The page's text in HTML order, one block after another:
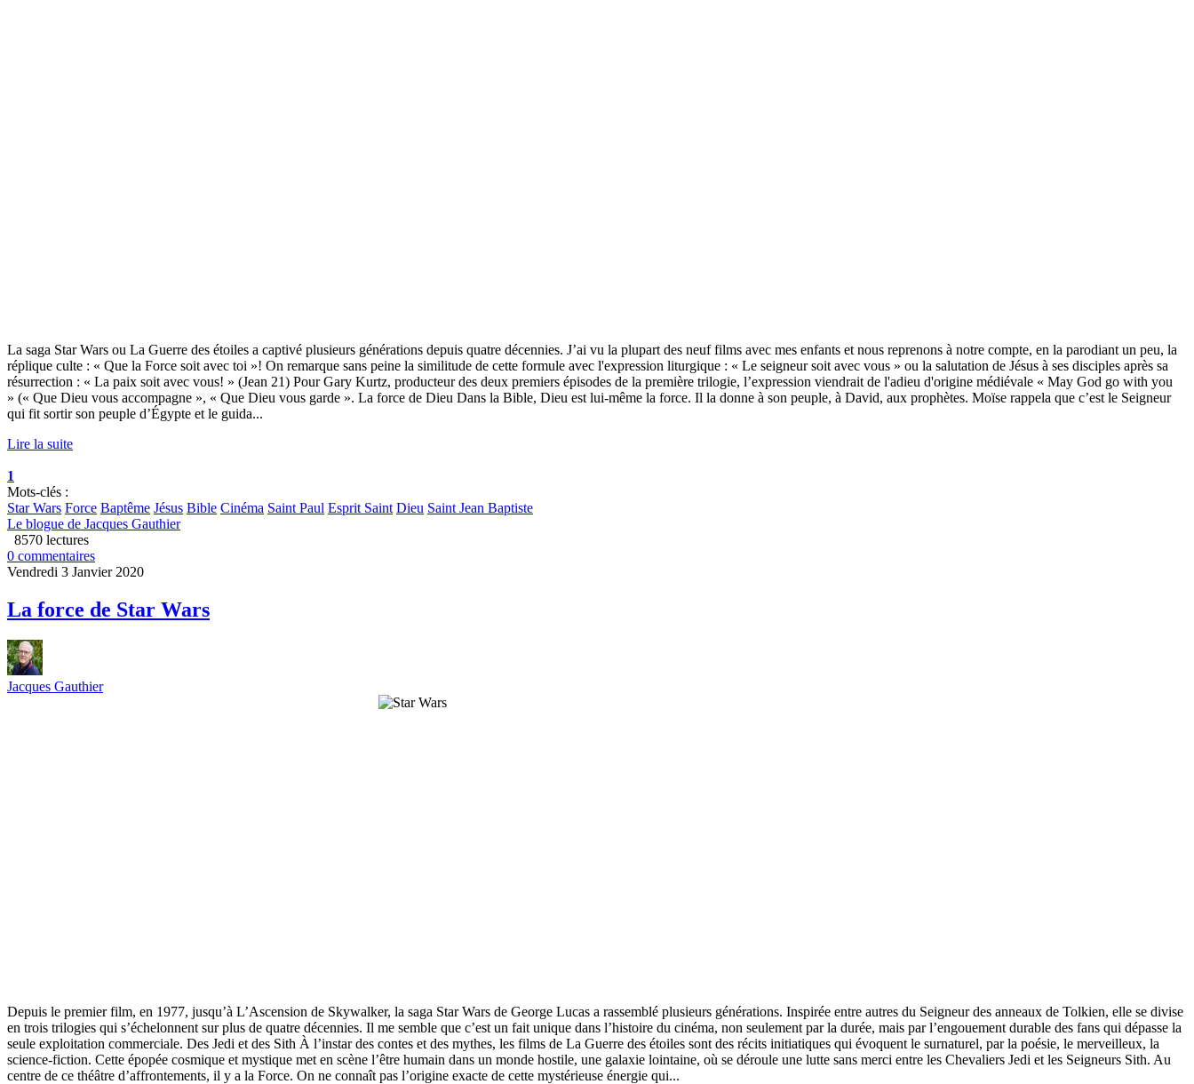
La saga Star Wars ou La Guerre des étoiles a captivé plusieurs générations depuis quatre décennies. J’ai vu la plupart des neuf films avec mes enfants et nous reprenons à notre compte, en la parodiant un peu, la
réplique culte : « Que la Force soit avec toi »! On remarque sans peine la similitude de cette formule avec l'expression liturgique : « Le seigneur soit avec vous » ou la salutation de Jésus à ses disciples après sa
résurrection : « La paix soit avec vous! » (Jean 21) Pour Gary Kurtz, producteur des deux premiers épisodes de la première trilogie, l’expression viendrait de l'adieu d'origine médiévale « May God go with you
» (« Que Dieu vous accompagne », « Que Dieu vous garde ». La force de Dieu Dans la Bible, Dieu est lui-même la force. Il la donne à son peuple, à David, aux prophètes. Moïse rappela que c’est le Seigneur
qui fit sortir son peuple d’Égypte et le guida...
Lire la suite
1
Mots-clés :
Star Wars Force Baptême Jésus Bible Cinéma Saint Paul Esprit Saint Dieu Saint Jean Baptiste
Le blogue de Jacques Gauthier
8570 lectures
0 commentaires
Vendredi 3 Janvier 2020
La force de Star Wars
Jacques Gauthier
Depuis le premier film, en 1977, jusqu’à L’Ascension de Skywalker, la saga Star Wars de George Lucas a rassemblé plusieurs générations. Inspirée entre autres du Seigneur des anneaux de Tolkien, elle se divise
en trois trilogies qui s’échelonnent sur plus de quatre décennies. Il me semble que c’est un fait unique dans l’histoire du cinéma, non seulement par la durée, mais par l’engouement durable des fans qui dépasse la
seule exploitation commerciale. Des Jedi et des Sith À l’instar des contes et des mythes, les films de La Guerre des étoiles sont des récits initiatiques qui évoquent le surnaturel, par la poésie, le merveilleux, la
science-fiction. Cette épopée cosmique et mystique met en scène l’être humain dans un monde hostile, une galaxie lointaine, où se déroule une lutte sans merci entre les Chevaliers Jedi et les Seigneurs Sith. Au
centre de ce théâtre d’affrontements, il y a la Force. On ne connaît pas l’origine exacte de cette mystérieuse énergie qui...